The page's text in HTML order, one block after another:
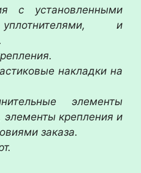
с установленными
и
накладки на
элементы
элементы крепления и
заказа.